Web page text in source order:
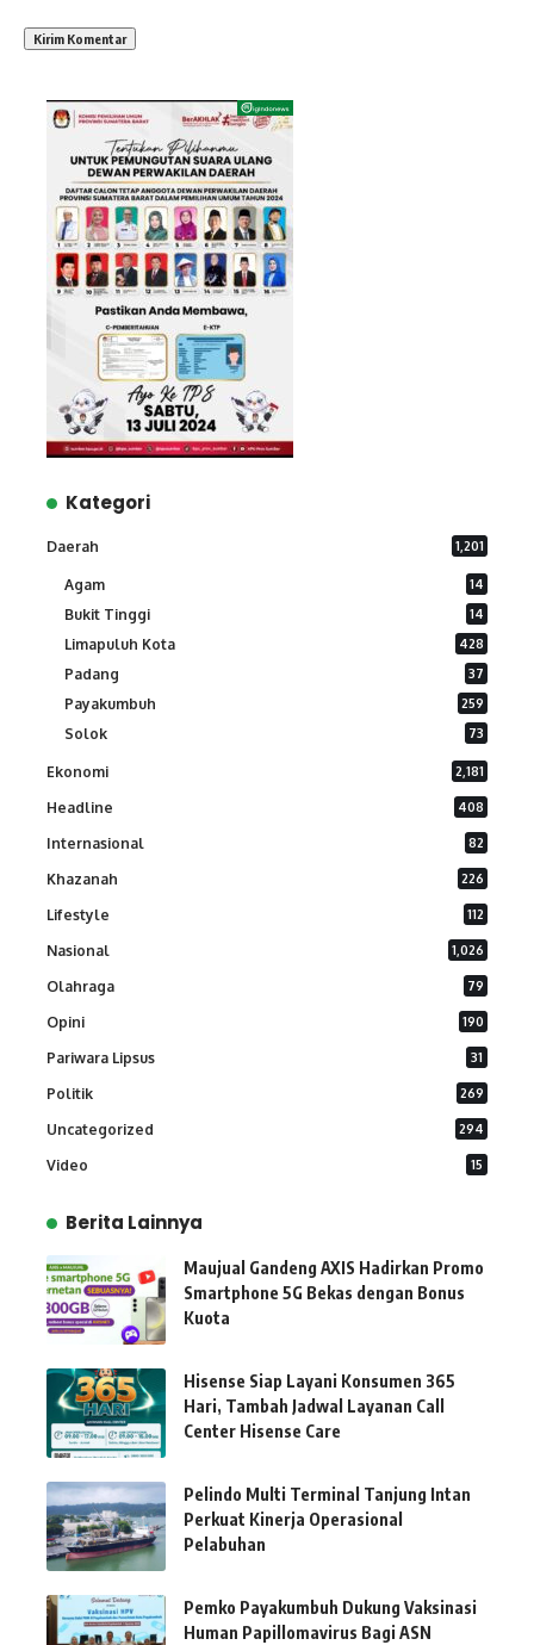
Kategori
Daerah 1,201
Agam 14
Bukit Tinggi 14
Limapuluh Kota 428
Padang 37
Payakumbuh 259
Solok 73
Ekonomi 2,181
Headline 408
Internasional 82
Khazanah 226
Lifestyle 112
Nasional 1,026
Olahraga 79
Opini 190
Pariwara Lipsus 31
Politik 269
Uncategorized 294
Video 15
Berita Lainnya
Maujual Gandeng AXIS Hadirkan Promo
Smartphone 5G Bekas dengan Bonus
Kuota
Hisense Siap Layani Konsumen 365
Hari, Tambah Jadwal Layanan Call
Center Hisense Care
Pelindo Multi Terminal Tanjung Intan
Perkuat Kinerja Operasional
Pelabuhan
Pemko Payakumbuh Dukung Vaksinasi
Human Papillomavirus Bagi ASN